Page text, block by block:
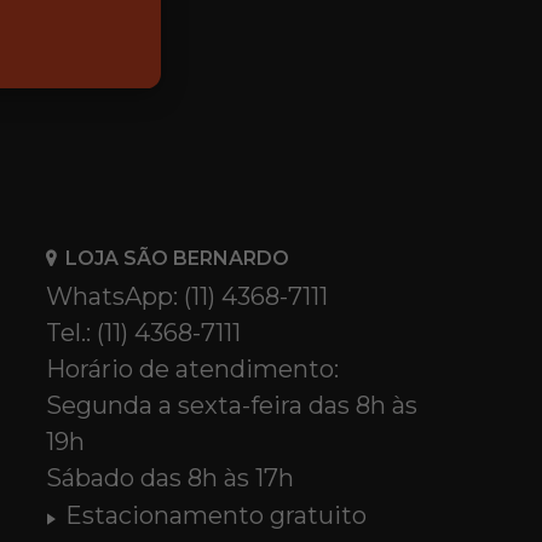
LOJA SÃO BERNARDO
WhatsApp: (11) 4368-7111
Tel.: (11) 4368-7111
Horário de atendimento:
Segunda a sexta-feira das 8h às
19h
Sábado das 8h às 17h
Estacionamento gratuito